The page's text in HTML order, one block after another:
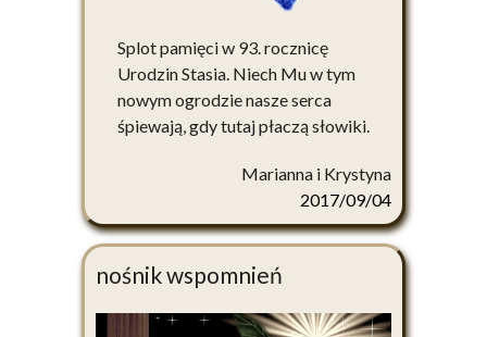
Splot pamięci w 93. rocznicę
Urodzin Stasia. Niech Mu w tym
nowym ogrodzie nasze serca
śpiewają, gdy tutaj płaczą słowiki.
Marianna i Krystyna
2017/09/04
nośnik wspomnień